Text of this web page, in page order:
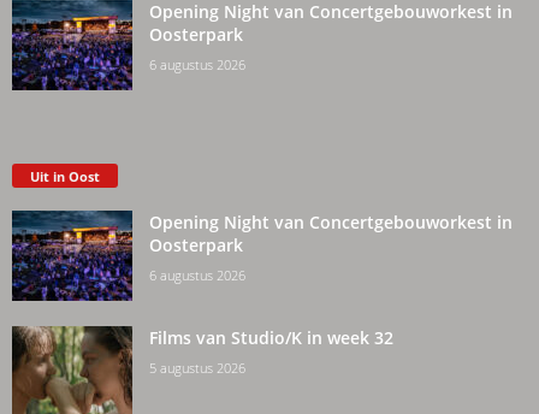
Opening Night van Concertgebouworkest in
Oosterpark
6 augustus 2026
Uit in Oost
Opening Night van Concertgebouworkest in
Oosterpark
6 augustus 2026
Films van Studio/K in week 32
5 augustus 2026